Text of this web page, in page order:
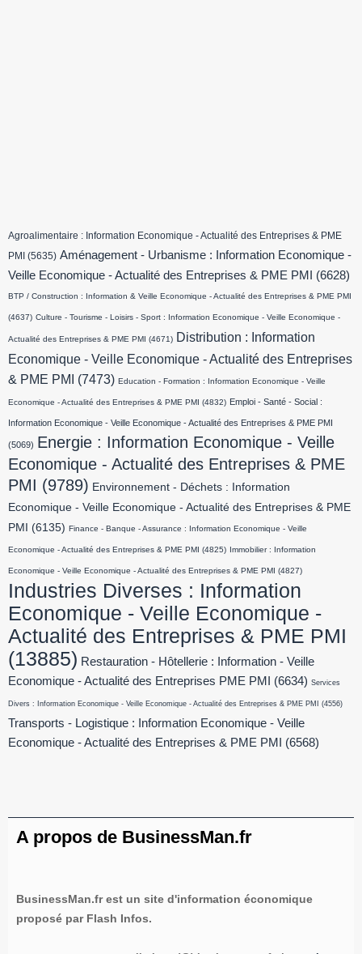
Agroalimentaire : Information Economique - Actualité des Entreprises & PME
PMI (5635) Aménagement - Urbanisme : Information Economique -
Veille Economique - Actualité des Entreprises & PME PMI
(6628)
BTP / Construction : Information & Veille Economique - Actualité des Entreprises & PME PMI
(4637) Culture - Tourisme - Loisirs - Sport : Information Economique - Veille Economique -
Actualité des Entreprises & PME PMI (4671) Distribution : Information
Economique - Veille Economique - Actualité des Entreprises
& PME PMI
(7473) Education - Formation : Information Economique - Veille
Economique - Actualité des Entreprises & PME PMI (4832) Emploi - Santé - Social :
Information Economique - Veille Economique - Actualité des Entreprises & PME PMI
(5069) Energie : Information Economique - Veille
Economique - Actualité des Entreprises & PME
PMI (9789) Environnement - Déchets : Information
Economique - Veille Economique - Actualité des Entreprises & PME
PMI
(6135) Finance - Banque - Assurance : Information Economique - Veille
Economique - Actualité des Entreprises & PME PMI (4825) Immobilier : Information
Economique - Veille Economique - Actualité des Entreprises & PME PMI (4827)
Industries Diverses : Information
Economique - Veille Economique -
Actualité des Entreprises & PME PMI
(13885) Restauration - Hôtellerie : Information - Veille
Economique - Actualité des Entreprises PME PMI
(6634) Services
Divers : Information Economique - Veille Economique - Actualité des Entreprises & PME PMI (4556)
Transports - Logistique : Information Economique - Veille
Economique - Actualité des Entreprises & PME PMI
(6568)
A propos de BusinessMan.fr
BusinessMan.fr est un site d'information économique
proposé par Flash Infos.